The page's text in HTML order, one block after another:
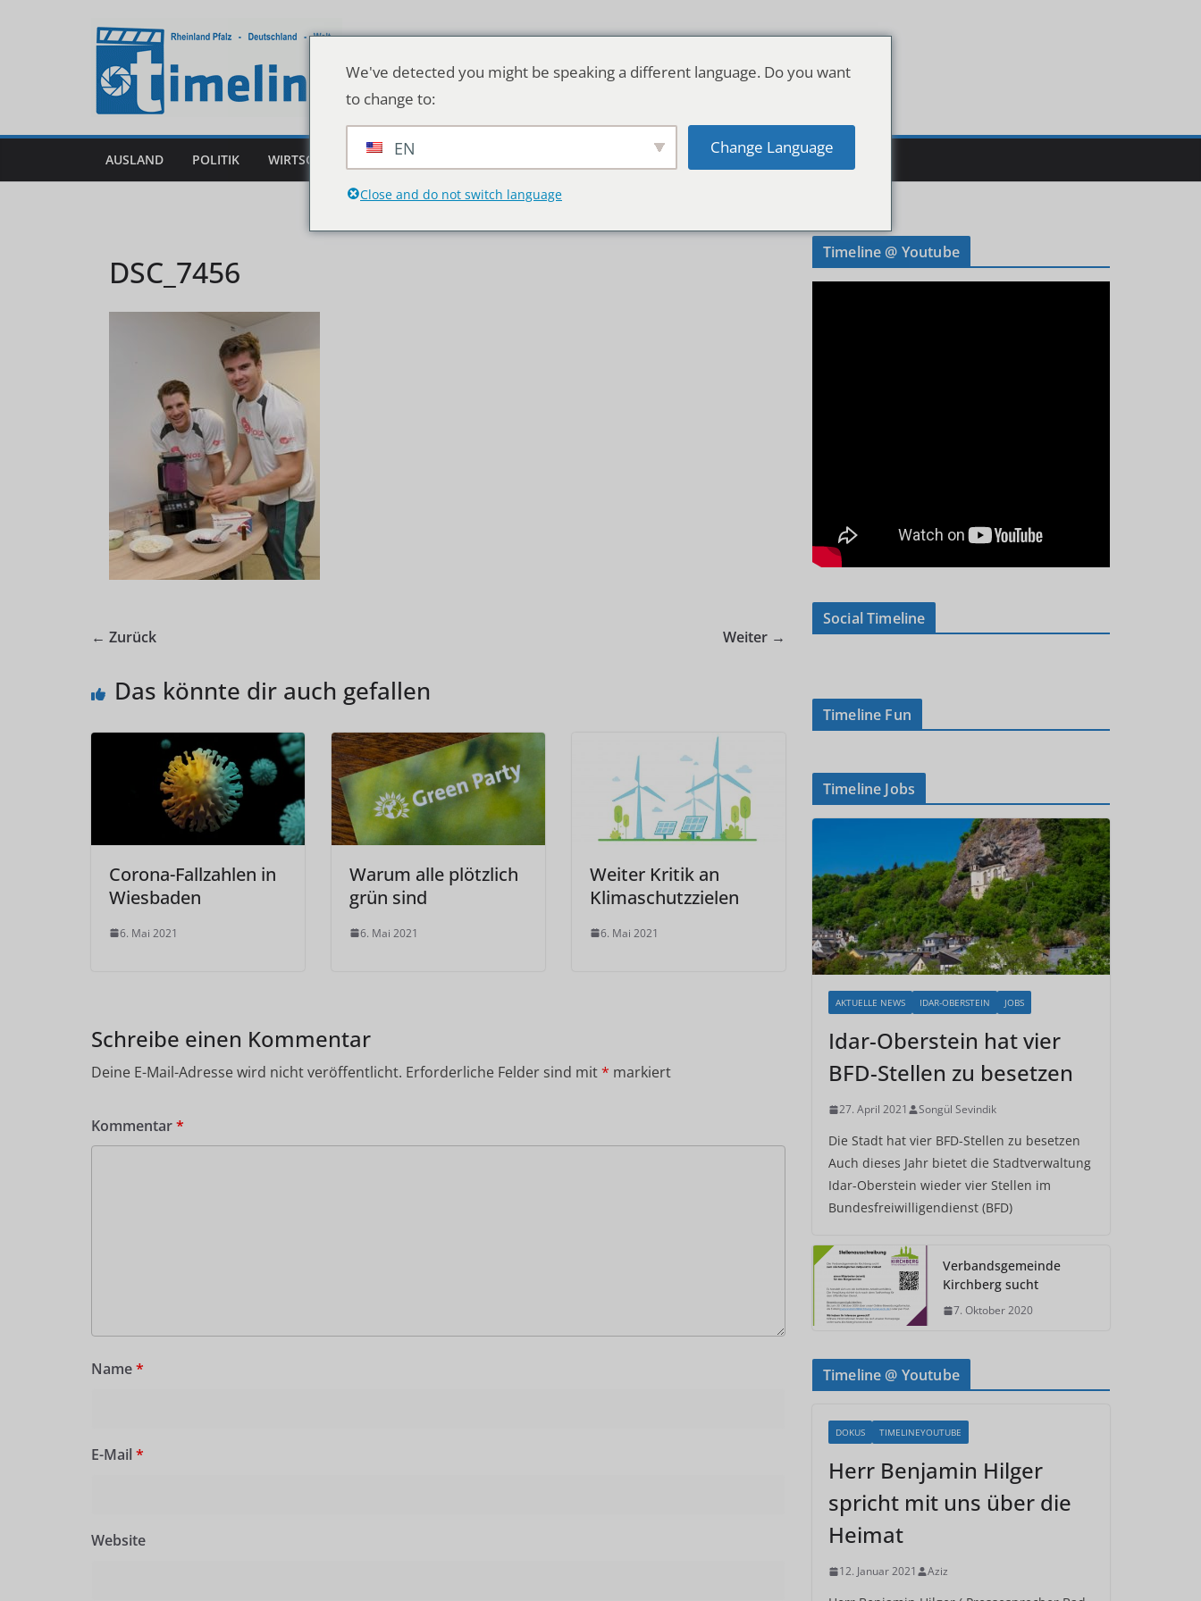
AUSLAND POLITIK WIRTSCHAFT DEUTSCHLAND & WELT
DSC_7456
← Zurück Weiter →
Das könnte dir auch gefallen
Corona-Fallzahlen in
Wiesbaden
6. Mai 2021
Warum alle plötzlich
grün sind
6. Mai 2021
Weiter Kritik an
Klimaschutzzielen
6. Mai 2021
Schreibe einen Kommentar
Deine E-Mail-Adresse wird nicht veröffentlicht. Erforderliche Felder sind mit* markiert
Kommentar*
Name*
E-Mail *
Website
Timeline @ Youtube
Social Timeline
Timeline Fun
Timeline Jobs
AKTUELLE NEWS IDAR-OBERSTEIN JOBS
Idar-Oberstein hat vier
BFD-Stellen zu besetzen
27. April 2021 Songül Sevindik
Die Stadt hat vier BFD-Stellen zu besetzen
Auch dieses Jahr bietet die Stadtverwaltung
Idar-Oberstein wieder vier Stellen im
Bundesfreiwilligendienst (BFD)
Verbandsgemeinde
Kirchberg sucht
7. Oktober 2020
Timeline @ Youtube
DOKUS TIMELINEYOUTUBE
Herr Benjamin Hilger
spricht mit uns über die
Heimat
12. Januar 2021 Aziz
We've detected you might be speaking a different language. Do you want
to change to:
EN Change Language
Close and do not switch language